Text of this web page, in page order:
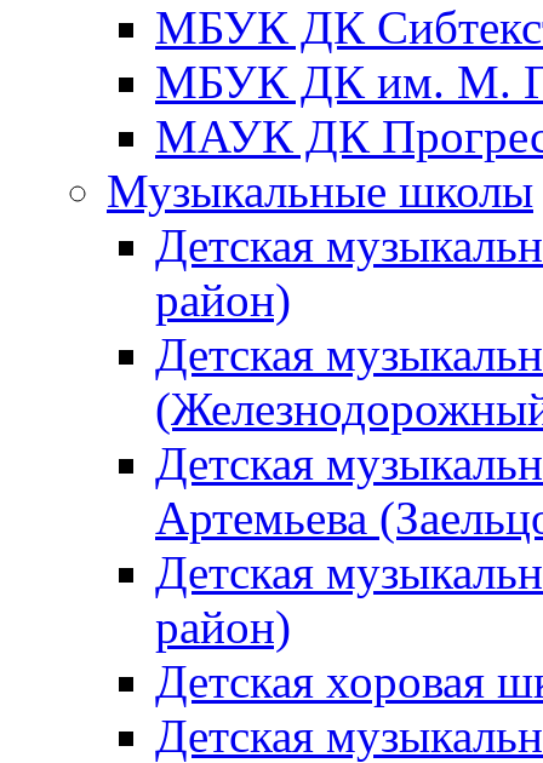
МБУК ДК
МБУК ДК им. М.
МАУК ДК
Музыкальные школы
Детская
район)
Детская
Детская
Артемьева
Детская
район)
Детская хоровая
Детская